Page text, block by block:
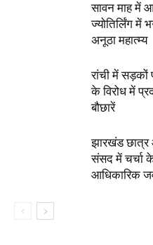
सावन माह में
ज्योतिर्लिंग में
अनूठा महात्म्य
रांची में सड़कों
के विरोध में
बौछारें
झारखंड
संसद में चर्चा
आधिकारिक